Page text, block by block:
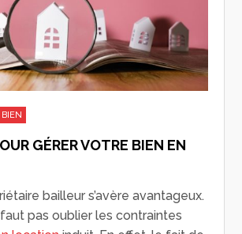
GÉRER VOTRE BIEN EN
bailleur s’avère avantageux.
pas oublier les contraintes